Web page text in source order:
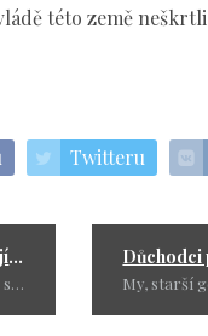
této země
Twitteru
Vojáci pláčou když je zle a volají mámu
Válka je bolest, nemoc, hlad, únava, smrad, nenávist a nakonec zmrzačení nebo smrt. Válka nemá nic společného s čistotou a dávno to není boj za ideály a svobodu. Válka je boj obyčejných lidí za zájmy několika pracháčů, kteří si s nimi jen tak hrají.